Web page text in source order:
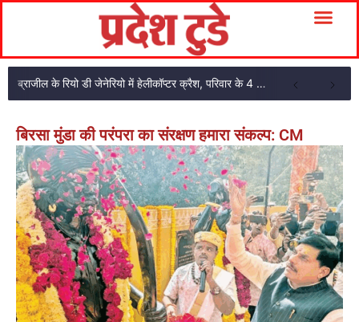
ब्राजील के रियो डी जेनेरियो में हेलीकॉप्टर क्रैश, परिवार के 4 सदस्यों की मौत
बिरसा मुंडा की परंपरा का संरक्षण हमारा संकल्प: CM